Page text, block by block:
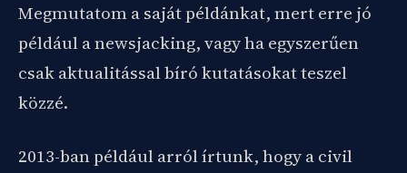
Megmutatom a saját példánkat, mert erre jó
például a newsjacking, vagy ha egyszerűen
csak aktualitással bíró kutatásokat teszel
közzé.
2013-ban például arról írtunk, hogy a civil